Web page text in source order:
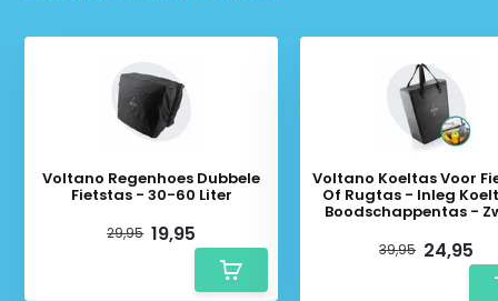
Voltano Regenhoes Dubbele
Fietstas - 30-60 Liter
29,95 19,95
Voltano Koeltas Voor
Of Rugtas - Inleg
Boodschappentas -
39,95 24,95